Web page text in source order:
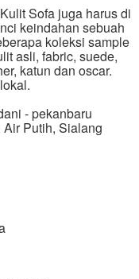
Sofa juga harus di
keindahan sebuah
koleksi sample
asli, fabric, suede,
katun dan oscar.
- pekanbaru
Putih, Sialang